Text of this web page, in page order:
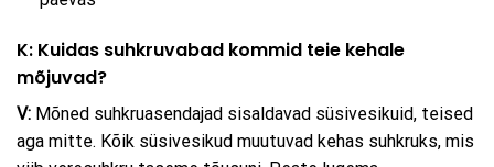
K: Kuidas suhkruvabad kommid teie kehale
mõjuvad?
V: Mõned suhkruasendajad sisaldavad süsivesikuid, teised
aga mitte. Kõik süsivesikud muutuvad kehas suhkruks, mis